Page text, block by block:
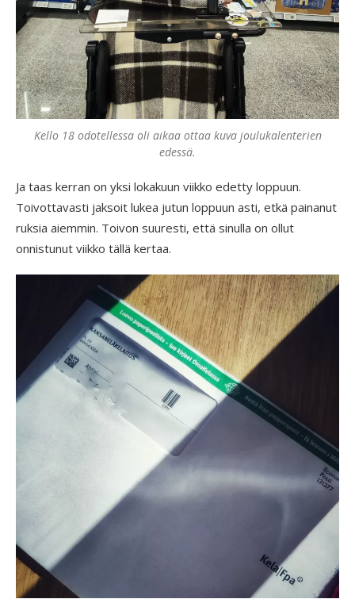
Kello 18 odotellessa oli aikaa ottaa kuva joulukalenterien
edessä.
Ja taas kerran on yksi lokakuun viikko edetty loppuun.
Toivottavasti jaksoit lukea jutun loppuun asti, etkä painanut
ruksia aiemmin. Toivon suuresti, että sinulla on ollut
onnistunut viikko tällä kertaa.